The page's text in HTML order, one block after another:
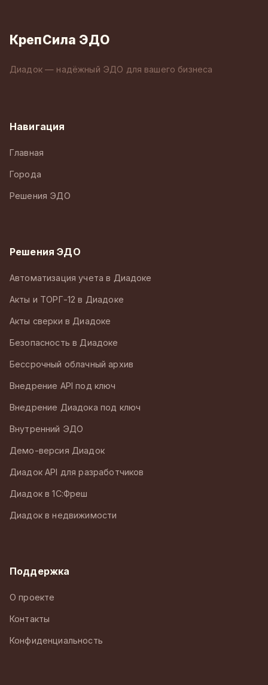
КрепСила ЭДО
Диадок — надёжный ЭДО для вашего бизнеса
Навигация
Главная
Города
Решения ЭДО
Решения ЭДО
Автоматизация учета в Диадоке
Акты и ТОРГ-12 в Диадоке
Акты сверки в Диадоке
Безопасность в Диадоке
Бессрочный облачный архив
Внедрение API под ключ
Внедрение Диадока под ключ
Внутренний ЭДО
Демо-версия Диадок
Диадок API для разработчиков
Диадок в 1С:Фреш
Диадок в недвижимости
Поддержка
О проекте
Контакты
Конфиденциальность